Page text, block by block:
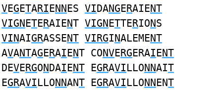
VEGETARIENNES VIDANGERAIENT
VIGNETERAIENT VIGNETTERIONS
VINAIGRASSENT VIRGINALEMENT
AVANTAGERAIENT CONVERGERAIENT
DEVERGONDAIENT EGRAVILLONNAIT
EGRAVILLONNANT EGRAVILLONNENT